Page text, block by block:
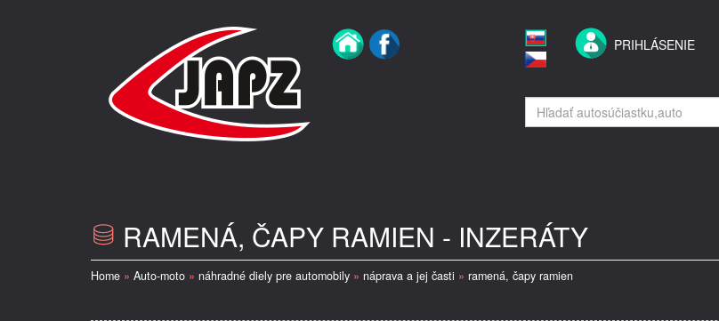
PRIHLÁSENIE
RAMENÁ, ČAPY RAMIEN - INZERÁTY
Home » Auto-moto » náhradné diely pre automobily » náprava a jej časti » ramená, čapy ramien